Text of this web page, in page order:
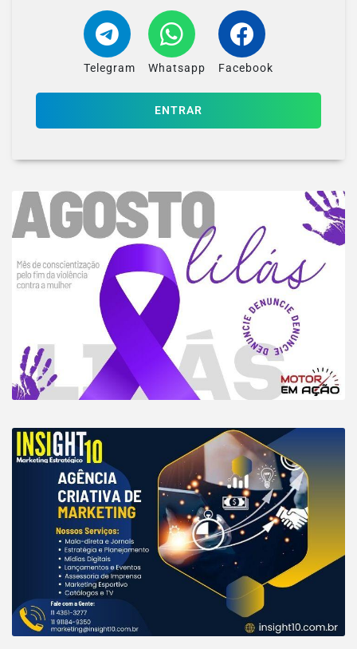
Telegram Whatsapp Facebook
ENTRAR